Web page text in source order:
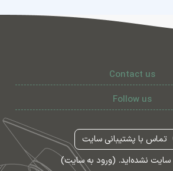
Contact us
Follow us
تماس با پشتیبانی سایت
سایت نشده‌اید. (ورود به سایت)